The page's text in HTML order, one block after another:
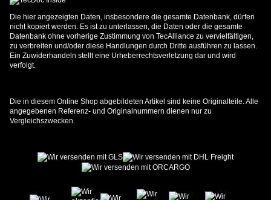
Die hier angezeigten Daten, insbesondere die gesamte Datenbank, dürfen
nicht kopiert werden. Es ist zu unterlassen, die Daten oder die gesamte
Datenbank ohne vorherige Zustimmung von TecAlliance zu vervielfältigen,
zu verbreiten und/oder diese Handlungen durch Dritte ausführen zu lassen.
Ein Zuwiderhandeln stellt eine Urheberrechtsverletzung dar und wird
verfolgt.
Die in diesem Online Shop abgebildeten Artikel sind keine Originalteile. Alle
angegebenen Referenz- und Originalnummern dienen nur zu
Vergleichszwecken.